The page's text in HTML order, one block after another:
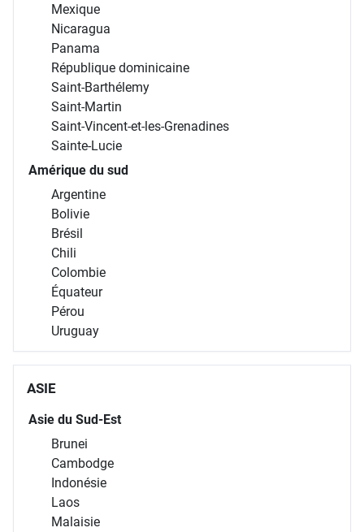
Mexique
Nicaragua
Panama
République dominicaine
Saint-Barthélemy
Saint-Martin
Saint-Vincent-et-les-Grenadines
Sainte-Lucie
Amérique du sud
Argentine
Bolivie
Brésil
Chili
Colombie
Équateur
Pérou
Uruguay
ASIE
Asie du Sud-Est
Brunei
Cambodge
Indonésie
Laos
Malaisie